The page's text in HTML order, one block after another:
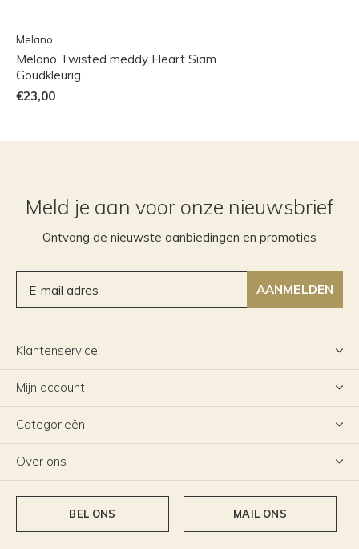
Melano
Melano Twisted meddy Heart Siam
Goudkleurig
€23,00
Meld je aan voor onze nieuwsbrief
Ontvang de nieuwste aanbiedingen en promoties
AANMELDEN
Klantenservice
Mijn account
Categorieën
Over ons
BEL ONS MAIL ONS